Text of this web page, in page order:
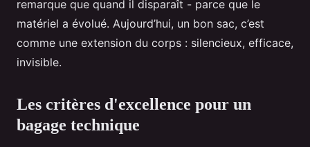
remarque que quand il disparaît - parce que le
matériel a évolué. Aujourd’hui, un bon sac, c’est
comme une extension du corps : silencieux, efficace,
invisible.
Les critères d'excellence pour un
bagage technique